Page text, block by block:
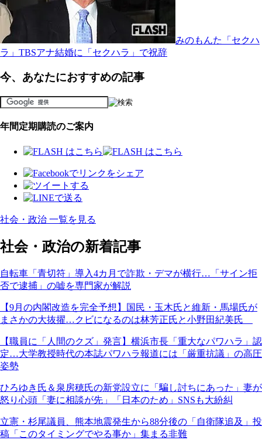
みのもんた「セクハ
ラ」TBSアナ結婚に「セクハラ」で祝辞
今、あなたにおすすめの記事
年間定期購読のご案内
社会・政治 一覧を見る
社会・政治の新着記事
自転車「青切符」導入4カ月で詐欺・デマが横行…「サイン拒
否で逮捕」の嘘を専門家が解説
【9月の内閣改造を完全予想】国民・玉木氏と維新・馬場氏が
まさかの大抜擢…クビになるのは林芳正氏と小野田紀美氏
【職員に「人間のクズ」発言】横浜市長「重大なパワハラ」認
定…大学教授時代の本誌パワハラ報道には「厳重抗議」の高圧
姿勢
ひろゆき氏＆泉房穂氏の新党設立に「騙し討ちにあった」妻が
怒り心頭「妻に相談が先」「日本のため」SNSも大紛糾
立憲・杉尾議員、熊本地震発生から88分後の「自衛隊追及」投
稿「このタイミングでやる事か」集まる非難